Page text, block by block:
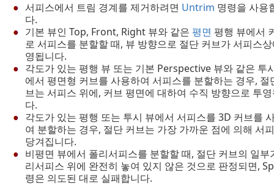
서피스에서 트림 경계를 제거하려면 Untrim 명령을 사용
다.
기본 뷰인 Top, Front, Right 뷰와 같은 평면 평행 뷰에서
로 서피스를 분할할 때, 뷰 방향으로 절단 커브가 서피스
영됩니다.
각도가 있는 평행 뷰 또는 기본 Perspective 뷰와 같은 투
에서 평면형 커브를 사용하여 서피스를 분할하는 경우, 절
브는 서피스 위에, 커브 평면에 대하여 수직 방향으로 투
다.
각도가 있는 평행 또는 투시 뷰에서 서피스를 3D 커브를
여 분할하는 경우, 절단 커브는 가장 가까운 점에 의해 서
당겨집니다.
비평면 뷰에서 폴리서피스를 분할할 때, 절단 커브의 일부
리서피스 위에 완전히 놓여 있지 않은 것으로 판정되면,
령은 의도된 대로 실패합니다.